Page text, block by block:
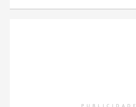
PUBLICIDADE